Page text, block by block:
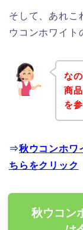
そして、あれこ
ウコンホワイト
な
商
を
⇒秋ウコンホワ
ちらをクリック
秋ウコン